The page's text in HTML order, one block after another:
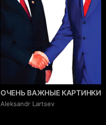
ОЧЕНЬ ВАЖНЫЕ КАРТИНКИ
Аleksandr Lartsev